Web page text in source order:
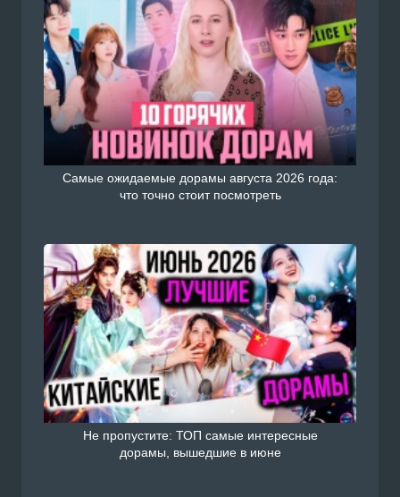
Самые ожидаемые дорамы августа 2026 года:
что точно стоит посмотреть
Не пропустите: ТОП самые интересные
дорамы, вышедшие в июне